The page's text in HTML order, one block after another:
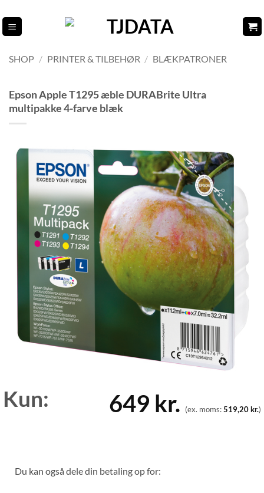
til
indhold
SHOP / PRINTER & TILBEHØR / BLÆKPATRONER
Epson Apple T1295 æble DURABrite Ultra
multipakke 4-farve blæk
Kun: 649 kr. (ex. moms:519,20kr.)
Du kan også dele din betaling op for: